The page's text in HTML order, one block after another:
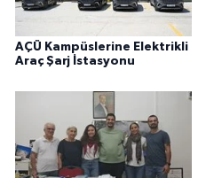
AÇÜ Kampüslerine Elektrikli
Araç Şarj İstasyonu